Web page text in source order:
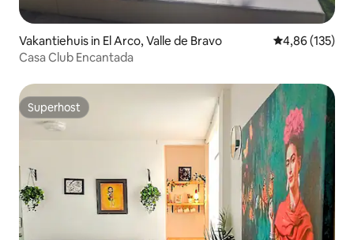
Vakantiehuis in El Arco, Valle de Bravo Gemiddelde
4,86 (135)
Casa Club Encantada
Superhost
Superhost